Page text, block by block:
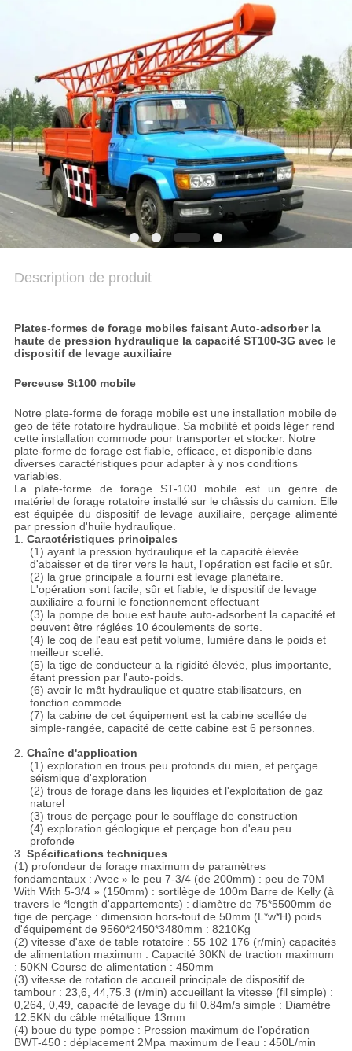
PLAN
DU
SITE
POLITIQUE
DE
CONFIDENTIALITÉ
Description de produit
Plates-formes de forage mobiles faisant Auto-adsorber la
haute de pression hydraulique la capacité ST100-3G avec le
dispositif de levage auxiliaire
Perceuse St100 mobile
Notre plate-forme de forage mobile est une installation mobile de
geo de tête rotatoire hydraulique. Sa mobilité et poids léger rend
cette installation commode pour transporter et stocker. Notre
plate-forme de forage est fiable, efficace, et disponible dans
diverses caractéristiques pour adapter à y nos conditions
variables.
La plate-forme de forage ST-100 mobile est un genre de
matériel de forage rotatoire installé sur le châssis du camion. Elle
est équipée du dispositif de levage auxiliaire, perçage alimenté
par pression d'huile hydraulique.
1. Caractéristiques principales
(1) ayant la pression hydraulique et la capacité élevée
d'abaisser et de tirer vers le haut, l'opération est facile et sûr.
(2) la grue principale a fourni est levage planétaire.
L'opération sont facile, sûr et fiable, le dispositif de levage
auxiliaire a fourni le fonctionnement effectuant
(3) la pompe de boue est haute auto-adsorbent la capacité et
peuvent être réglées 10 écoulements de sorte.
(4) le coq de l'eau est petit volume, lumière dans le poids et
meilleur scellé.
(5) la tige de conducteur a la rigidité élevée, plus importante,
étant pression par l'auto-poids.
(6) avoir le mât hydraulique et quatre stabilisateurs, en
fonction commode.
(7) la cabine de cet équipement est la cabine scellée de
simple-rangée, capacité de cette cabine est 6 personnes.
2. Chaîne d'application
(1) exploration en trous peu profonds du mien, et perçage
séismique d'exploration
(2) trous de forage dans les liquides et l'exploitation de gaz
naturel
(3) trous de perçage pour le soufflage de construction
(4) exploration géologique et perçage bon d'eau peu
profonde
3. Spécifications techniques
(1) profondeur de forage maximum de paramètres
fondamentaux : Avec » le peu 7-3/4 (de 200mm) : peu de 70M
With With 5-3/4 » (150mm) : sortilège de 100m Barre de Kelly (à
travers le *length d'appartements) : diamètre de 75*5500mm de
tige de perçage : dimension hors-tout de 50mm (L*w*H) poids
d'équipement de 9560*2450*3480mm : 8210Kg
(2) vitesse d'axe de table rotatoire : 55 102 176 (r/min) capacités
de alimentation maximum : Capacité 30KN de traction maximum
: 50KN Course de alimentation : 450mm
(3) vitesse de rotation de accueil principale de dispositif de
tambour : 23,6, 44,75.3 (r/min) accueillant la vitesse (fil simple) :
0,264, 0,49, capacité de levage du fil 0.84m/s simple : Diamètre
12.5KN du câble métallique 13mm
(4) boue du type pompe : Pression maximum de l'opération
BWT-450 : déplacement 2Mpa maximum de l'eau : 450L/min